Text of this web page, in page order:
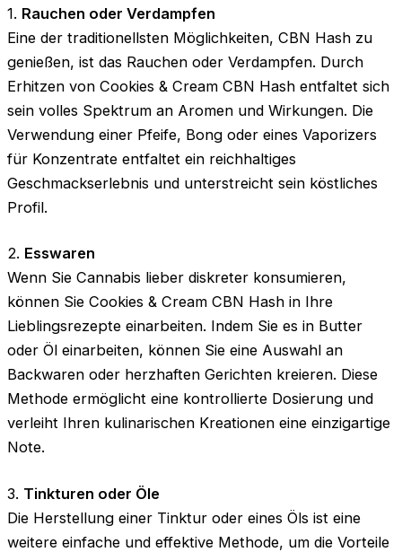
1. Rauchen oder Verdampfen
Eine der traditionellsten Möglichkeiten, CBN Hash zu
genießen, ist das Rauchen oder Verdampfen. Durch
Erhitzen von Cookies & Cream CBN Hash entfaltet sich
sein volles Spektrum an Aromen und Wirkungen. Die
Verwendung einer Pfeife, Bong oder eines Vaporizers
für Konzentrate entfaltet ein reichhaltiges
Geschmackserlebnis und unterstreicht sein köstliches
Profil.
2. Esswaren
Wenn Sie Cannabis lieber diskreter konsumieren,
können Sie Cookies & Cream CBN Hash in Ihre
Lieblingsrezepte einarbeiten. Indem Sie es in Butter
oder Öl einarbeiten, können Sie eine Auswahl an
Backwaren oder herzhaften Gerichten kreieren. Diese
Methode ermöglicht eine kontrollierte Dosierung und
verleiht Ihren kulinarischen Kreationen eine einzigartige
Note.
3. Tinkturen oder Öle
Die Herstellung einer Tinktur oder eines Öls ist eine
weitere einfache und effektive Methode, um die Vorteile